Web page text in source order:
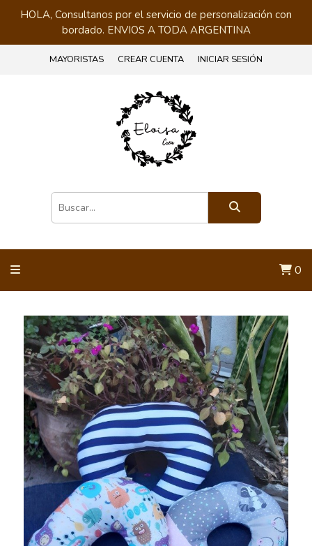
HOLA, Consultanos por el servicio de personalización con
bordado. ENVIOS A TODA ARGENTINA
MAYORISTAS CREAR CUENTA INICIAR SESIÓN
0